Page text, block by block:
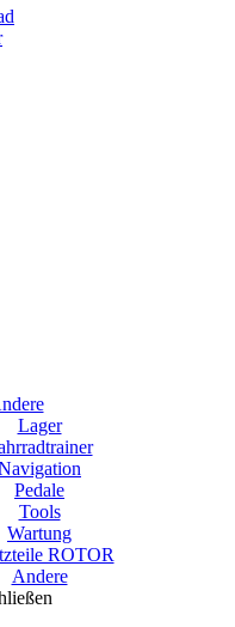
Lager
Pedale
Tools
Wartung
ROTOR
Andere